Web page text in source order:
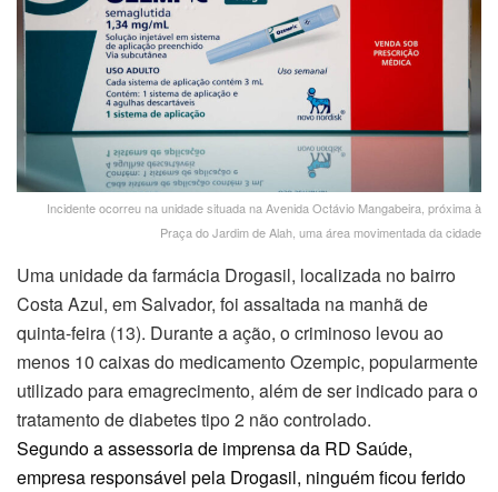
Incidente ocorreu na unidade situada na Avenida Octávio Mangabeira, próxima à
Praça do Jardim de Alah, uma área movimentada da cidade
Uma unidade da farmácia Drogasil, localizada no bairro
Costa Azul, em Salvador, foi assaltada na manhã de
quinta-feira (13). Durante a ação, o criminoso levou ao
menos 10 caixas do medicamento Ozempic, popularmente
utilizado para emagrecimento, além de ser indicado para o
tratamento de diabetes tipo 2 não controlado.
Segundo a assessoria de imprensa da RD Saúde,
empresa responsável pela Drogasil, ninguém ficou ferido